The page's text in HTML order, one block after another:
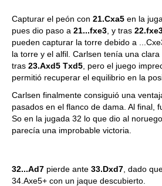
Capturar el peón con 21.Cxa5 en la
pues dio paso a 21...fxe3 , y tras
pueden capturar la torre debido a
la torre y el alfil. Carlsen tenía una clara
tras 23.Axd5 Txd5 , pero el juego
permitió recuperar el equilibrio en la
Carlsen finalmente consiguió una
pasados en el flanco de dama. Al final,
So en la jugada 32 lo que dio al
parecía una improbable victoria.
32...Ad7 pierde ante 33.Dxd7 , dado
34.Axe5+ con un jaque descubierto.